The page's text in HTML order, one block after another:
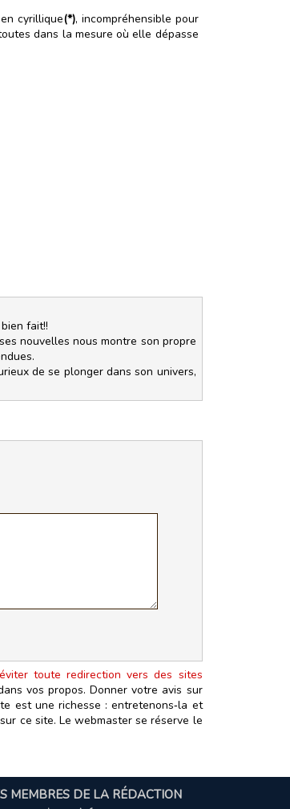
cyrillique(*), incompréhensible pour
dans la mesure où elle dépasse
fait!!
nouvelles nous montre son propre
de se plonger dans son univers,
toute redirection vers des sites
vos propos. Donner votre avis sur
est une richesse : entretenons‑la et
ce site. Le webmaster se réserve le
MEMBRES DE LA RÉDACTION